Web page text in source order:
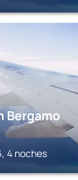
Bergamo
4 noches